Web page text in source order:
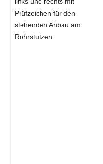
Prüfzeichen für den
stehenden Anbau am
Rohrstutzen